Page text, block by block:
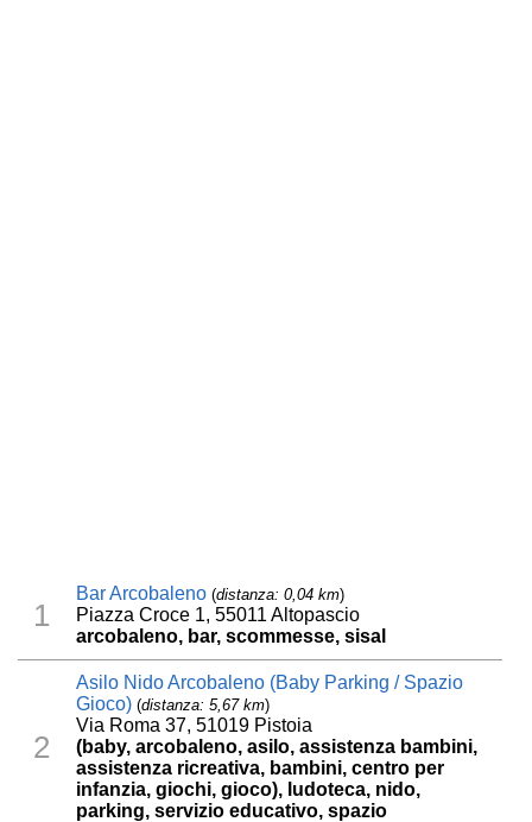
1
Bar Arcobaleno (distanza: 0,04 km)
Piazza Croce 1, 55011 Altopascio
arcobaleno, bar, scommesse, sisal
2
Asilo Nido Arcobaleno (Baby Parking / Spazio
Gioco) (distanza: 5,67 km)
Via Roma 37, 51019 Pistoia
(baby, arcobaleno, asilo, assistenza bambini,
assistenza ricreativa, bambini, centro per
infanzia, giochi, gioco), ludoteca, nido,
parking, servizio educativo, spazio